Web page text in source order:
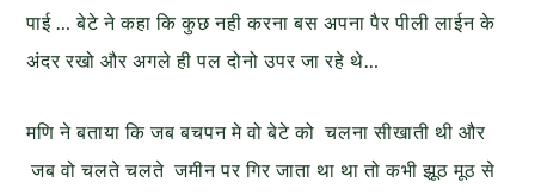
पाई … बेटे ने कहा कि कुछ नही करना बस अपना पैर पीली लाईन के
अंदर रखो और अगले ही पल दोनो उपर जा रहे थे…
मणि ने बताया कि जब बचपन मे वो बेटे को चलना सीखाती थी और
जब वो चलते चलते जमीन पर गिर जाता था था तो कभी झूठ मूठ से